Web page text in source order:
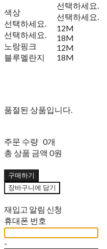
색상
선택하세요.
선택하세요.
노랑핑크
블루멜란지
선택하세요.
선택하세요.
12M
18M
12M
18M
품절된 상품입니다.
주문 수량 0개
총 상품 금액 0원
구매하기
장바구니에 담기
재입고 알림 신청
휴대폰 번호
-